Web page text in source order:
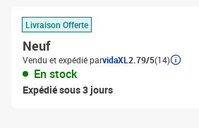
Livraison Offerte
Neuf
Vendu et expédié parvidaXL 2.79/5(14)
En stock
Expédié sous 3 jours